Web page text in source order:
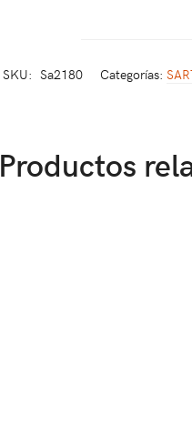
SKU: Sa2180 Categorías:
Productos